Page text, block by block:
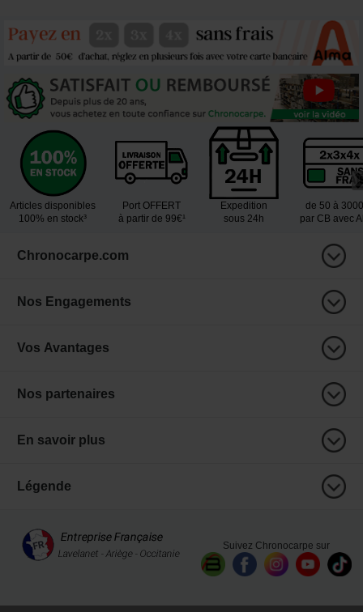
Articles disponibles
100% en stock³
Port OFFERT
à partir de 99€¹
Expedition
sous 24h
de 50 à
par CB avec
Chronocarpe.com
Nos Engagements
Vos Avantages
Nos partenaires
En savoir plus
Légende
Suivez Chronocarpe sur